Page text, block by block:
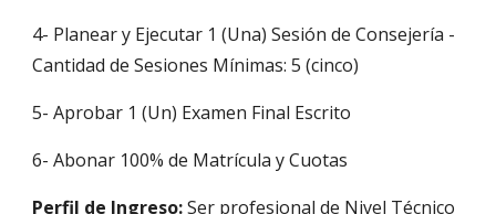
4- Planear y Ejecutar 1 (Una) Sesión de Consejería -
Cantidad de Sesiones Mínimas: 5 (cinco)
5- Aprobar 1 (Un) Examen Final Escrito
6- Abonar 100% de Matrícula y Cuotas
Perfil de Ingreso:Ser profesional de Nivel Técnico